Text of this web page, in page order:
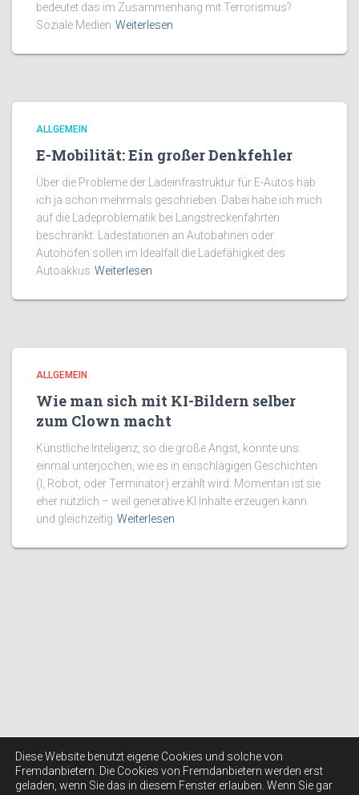
bedeutet das im Zusammenhang mit Terrorismus?
Soziale Medien Weiterlesen
ALLGEMEIN
E-Mobilität: Ein großer Denkfehler
Über die Probleme der Ladeinfrastruktur für E-Autos hab
ich ja schon mehrmals geschrieben. Dabei habe ich mich
auf die Ladeproblematik bei Langstreckenfahrten
beschränkt. Ladestationen an Autobahnen oder
Autohöfen sollen im Idealfall die Ladefähigkeit des
Autoakkus Weiterlesen
ALLGEMEIN
Wie man sich mit KI-Bildern selber
zum Clown macht
Künstliche Inteligenz, so die große Angst, könnte uns
einmal unterjochen, wie es in einschlägigen Geschichten
(I, Robot, oder Terminator) erzählt wird. Momentan ist sie
eher nützlich – weil generative KI Inhalte erzeugen kann
und gleichzeitig Weiterlesen
Diese Website benutzt eigene Cookies und solche von
Fremdanbietern. Die Cookies von Fremdanbietern werden erst
geladen, wenn Sie das in diesem Fenster erlauben. Wenn Sie gar